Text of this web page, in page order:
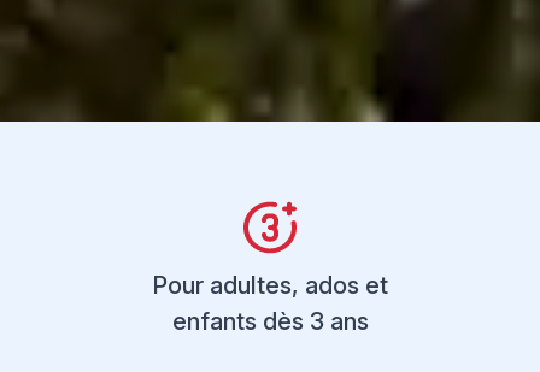
Pour adultes, ados et
enfants dès 3 ans